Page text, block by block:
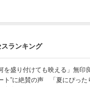
スランキング
を盛り付けても映える」無印
ト”に絶賛の声 「夏にぴった